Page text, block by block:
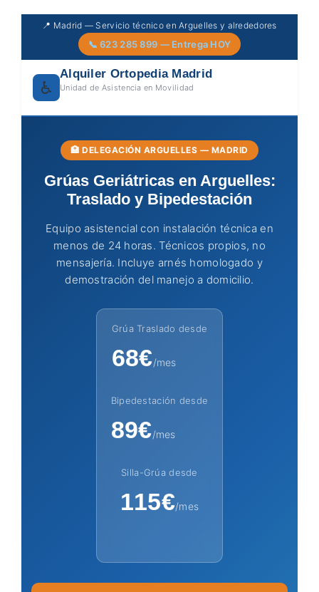
Skip
content
📍 Madrid — Servicio técnico en Arguelles y alrededores
📞 623 285 899 — Entrega HOY
♿
Alquiler Ortopedia Madrid
Unidad de Asistencia en Movilidad
🏥 DELEGACIÓN ARGUELLES — MADRID
Grúas Geriátricas en Arguelles:
Traslado y Bipedestación
Equipo asistencial con instalación técnica en
menos de 24 horas. Técnicos propios, no
mensajería. Incluye arnés homologado y
demostración del manejo a domicilio.
Grúa Traslado desde
68€/mes
Bipedestación desde
89€/mes
Silla-Grúa desde
115€/mes